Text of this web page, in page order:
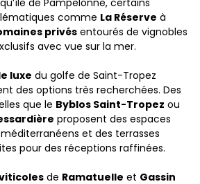
de Pampelonne, certains
comme La Réserve à
privés entourés de vignobles
avec vue sur la mer.
luxe du golfe de Saint-Tropez
des options très recherchées. Des
que le Byblos Saint-Tropez ou
proposent des espaces
et des terrasses
pour des réceptions raffinées.
de Ramatuelle et Gassin